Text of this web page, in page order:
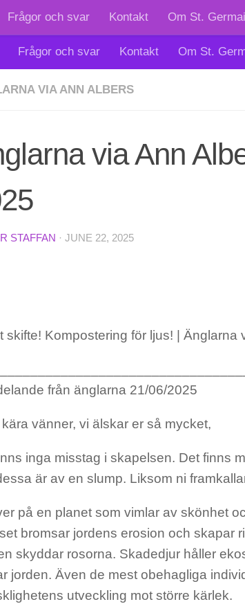
Frågor och svar Kontakt Om St.
Frågor och svar Kontakt Om St.
VIA ANN ALBERS
via Ann
STAFFAN · JUNE 22, 2025
skifte! Kompostering för ljus! | Änglarna
från änglarna 21/06/2025
vänner, vi älskar er så mycket,
inga misstag i skapelsen. Det finns
är av en slump. Liksom ni
på en planet som vimlar av skönhet
bromsar jordens erosion och skapar
skyddar rosorna. Skadedjur håller
jorden. Även de mest obehagliga
utveckling mot större kärlek.